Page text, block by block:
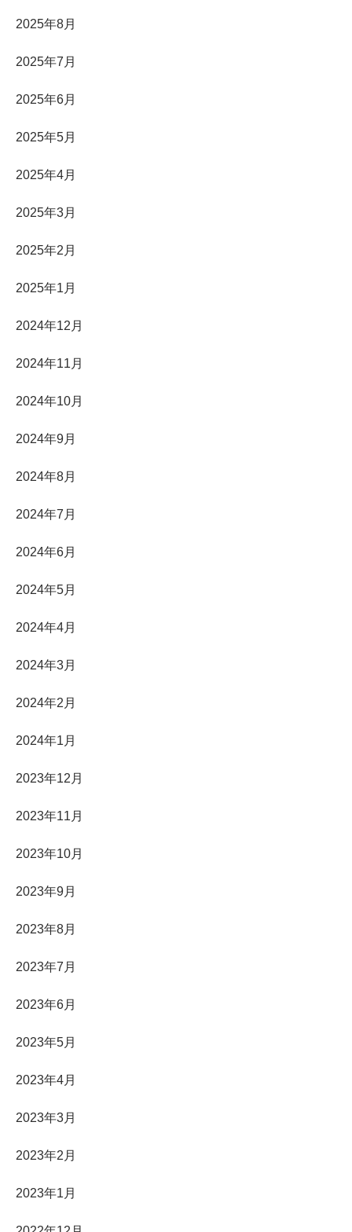
2025年8月
2025年7月
2025年6月
2025年5月
2025年4月
2025年3月
2025年2月
2025年1月
2024年12月
2024年11月
2024年10月
2024年9月
2024年8月
2024年7月
2024年6月
2024年5月
2024年4月
2024年3月
2024年2月
2024年1月
2023年12月
2023年11月
2023年10月
2023年9月
2023年8月
2023年7月
2023年6月
2023年5月
2023年4月
2023年3月
2023年2月
2023年1月